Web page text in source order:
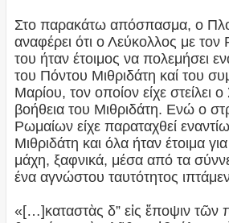
Στο παρακάτω απόσπασμα, ο
αναφέρει ότι ο Λεύκολλος με
του ήταν έτοιμος να πολεμήσει
του Πόντου Μιθριδάτη καί του
Μαρίου, τον οποίον είχε στείλει
βοήθεια του Μιθριδάτη. Ενώ ο
Ρωμαίων είχε παραταχθεί
Μιθριδάτη και όλα ήταν έτοιμα
μάχη, ξαφνικά, μέσα από τα
ένα αγνώστου ταυτότητος
«[…]καταστὰς δ” εἰς ἔποψιν τῶν